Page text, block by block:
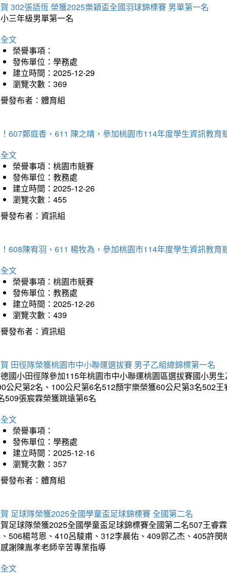
302張語恆 榮獲2025樂穎盃全國羽球錦標賽 男單第一名
三年級男單第一名
文
榮譽事項：
發佈單位：學務處
建立時間：2025-12-29
瀏覽次數：369
發布者：體育組
607鄭庭香、611 陳之晴，參加桃園市114年度學生資訊教育
文
榮譽事項：桃園市競賽
發佈單位：教務處
建立時間：2025-12-26
瀏覽次數：455
發布者：資訊組
608陳宥羽、611 楊牧為，參加桃園市114年度學生資訊教育
文
榮譽事項：桃園市競賽
發佈單位：教務處
建立時間：2025-12-26
瀏覽次數：439
發布者：資訊組
田徑隊榮獲桃園市中小聯運選拔賽 男子乙組總錦標第一名
國小田徑隊參加115年桃園市中小聯運桃園區選拔賽國小男
公尺第2名、100公尺第6名512顏宇樂榮獲60公尺第3名502
509張宸霖榮獲跳遠第6名
文
榮譽事項：
發佈單位：學務處
建立時間：2025-12-16
瀏覽次數：357
發布者：體育組
足球隊榮獲2025全國學童盃足球錦標賽 全國第二名
足球隊榮獲2025全國學童盃足球錦標賽全國第二名507王睿
506楊芎恩、410呂駿甫、312李晨佑、409郭乙杰、405許
謝陳胤孝老師辛苦專業指導
文